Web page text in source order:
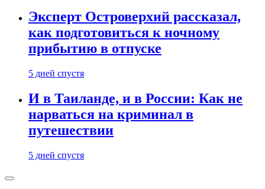
Эксперт Островерхий рассказал,
как подготовиться к ночному
прибытию в отпуске
5 дней спустя
И в Таиланде, и в России: Как не
нарваться на криминал в
путешествии
5 дней спустя